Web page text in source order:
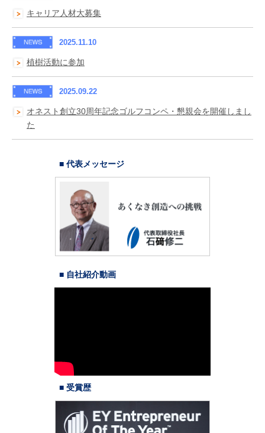
キャリア人材大募集
2025.11.10
植樹活動に参加
2025.09.22
オネスト創立30周年記念ゴルフコンペ・懇親会を開催しまし
た
■ 代表メッセージ
■ 自社紹介動画
■ 受賞歴